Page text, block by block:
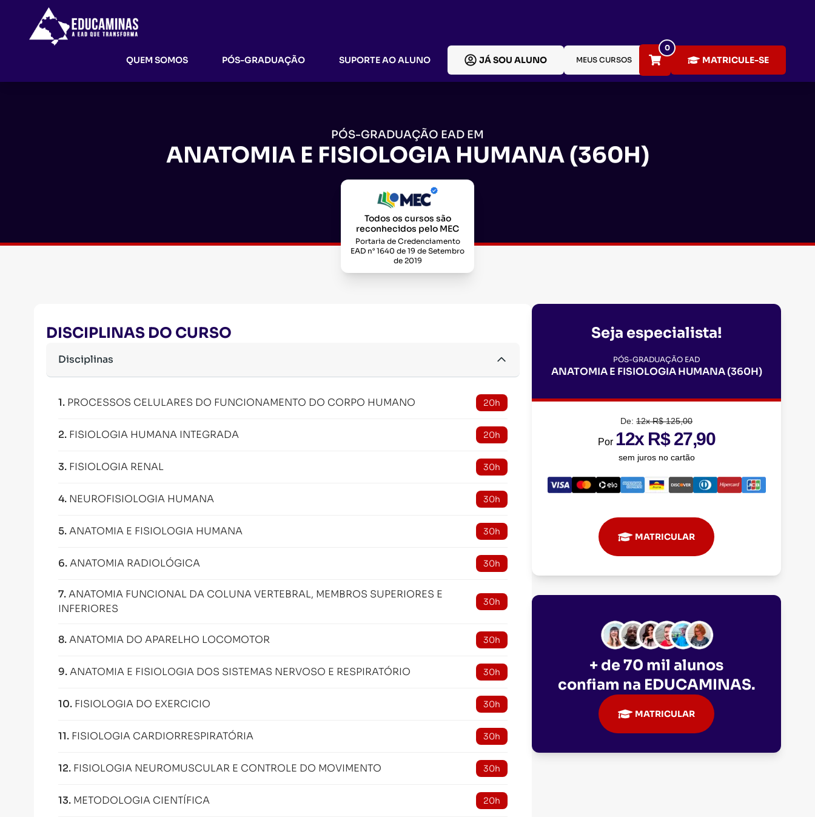
QUEM SOMOS PÓS-GRADUAÇÃO SUPORTE AO ALUNO JÁ SOU ALUNO MEUS CURSOS
0
MATRICULE-SE
PÓS-GRADUAÇÃO EAD EM
ANATOMIA E FISIOLOGIA HUMANA (360H)
Todos os cursos são
reconhecidos pelo MEC
Portaria de Credenciamento
EAD n° 1640 de 19 de Setembro
de 2019
DISCIPLINAS DO CURSO
Disciplinas
1. PROCESSOS CELULARES DO FUNCIONAMENTO DO CORPO HUMANO 20h
2. FISIOLOGIA HUMANA INTEGRADA 20h
3. FISIOLOGIA RENAL 30h
4. NEUROFISIOLOGIA HUMANA 30h
5.ANATOMIA E FISIOLOGIA HUMANA 30h
6.ANATOMIA RADIOLÓGICA 30h
7.ANATOMIA FUNCIONAL DA COLUNA VERTEBRAL, MEMBROS SUPERIORES E
INFERIORES
30h
8.ANATOMIA DO APARELHO LOCOMOTOR 30h
9.ANATOMIA E FISIOLOGIA DOS SISTEMAS NERVOSO E RESPIRATÓRIO 30h
10. FISIOLOGIA DO EXERCICIO 30h
11. FISIOLOGIA CARDIORRESPIRATÓRIA 30h
12. FISIOLOGIA NEUROMUSCULAR E CONTROLE DO MOVIMENTO 30h
13. METODOLOGIA CIENTÍFICA 20h
Seja especialista!
PÓS-GRADUAÇÃO EAD
ANATOMIA E FISIOLOGIA HUMANA (360H)
De:12x R$ 125,00
Por 12x R$ 27,90
sem juros no cartão
MATRICULAR
+ de 70 mil alunos
confiam na EDUCAMINAS.
MATRICULAR